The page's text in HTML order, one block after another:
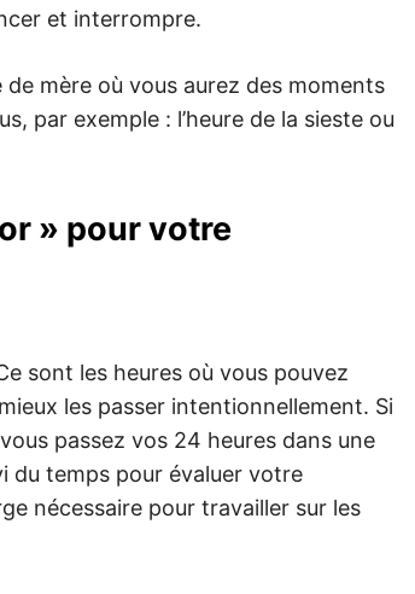
et interrompre.
mère où vous aurez des moments
par exemple : l’heure de la sieste ou
» pour votre
sont les heures où vous pouvez
les passer intentionnellement. Si
passez vos 24 heures dans une
du temps pour évaluer votre
nécessaire pour travailler sur les